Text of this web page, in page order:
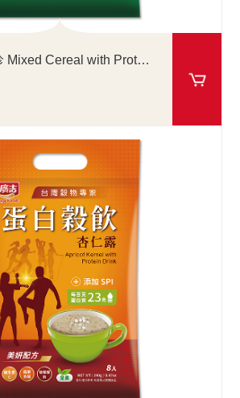
蛋白穀飲黑五珍 Mixed Cereal with Protein Drink